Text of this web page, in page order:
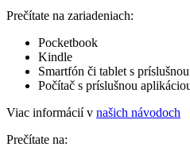
Prečítate na zariadeniach:
Pocketbook
Kindle
Smartfón či tablet s
Počítač s príslušnou
Viac informácií v našich návodoch
Prečítate na: